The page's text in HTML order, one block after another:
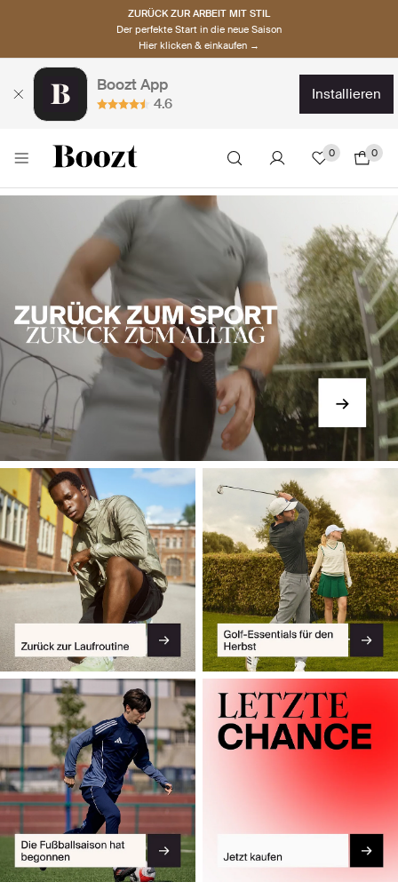
ZURÜCK ZUR ARBEIT MIT STIL
Der perfekte Start in die neue Saison
Hier klicken & einkaufen →
Boozt App
4.6
installieren
0 0